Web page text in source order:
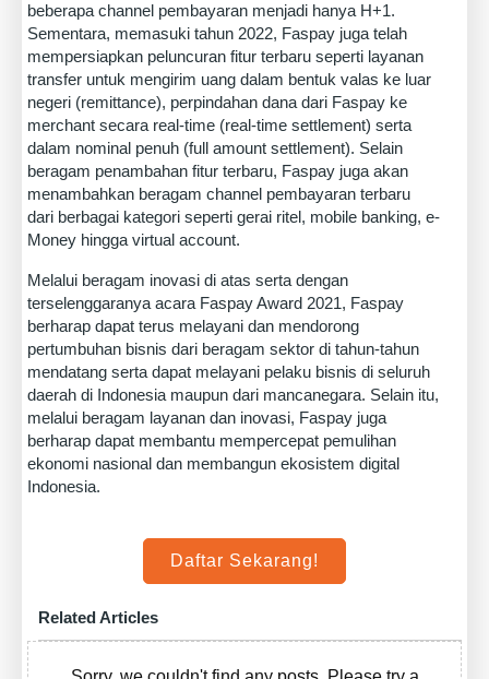
beberapa channel pembayaran menjadi hanya H+1.
Sementara, memasuki tahun 2022, Faspay juga telah
mempersiapkan peluncuran fitur terbaru seperti layanan
transfer untuk mengirim uang dalam bentuk valas ke luar
negeri (remittance), perpindahan dana dari Faspay ke
merchant secara real-time (real-time settlement) serta
dalam nominal penuh (full amount settlement). Selain
beragam penambahan fitur terbaru, Faspay juga akan
menambahkan beragam channel pembayaran terbaru
dari berbagai kategori seperti gerai ritel, mobile banking, e-
Money hingga virtual account.
Melalui beragam inovasi di atas serta dengan
terselenggaranya acara Faspay Award 2021, Faspay
berharap dapat terus melayani dan mendorong
pertumbuhan bisnis dari beragam sektor di tahun-tahun
mendatang serta dapat melayani pelaku bisnis di seluruh
daerah di Indonesia maupun dari mancanegara. Selain itu,
melalui beragam layanan dan inovasi, Faspay juga
berharap dapat membantu mempercepat pemulihan
ekonomi nasional dan membangun ekosistem digital
Indonesia.
Daftar Sekarang!
Related Articles